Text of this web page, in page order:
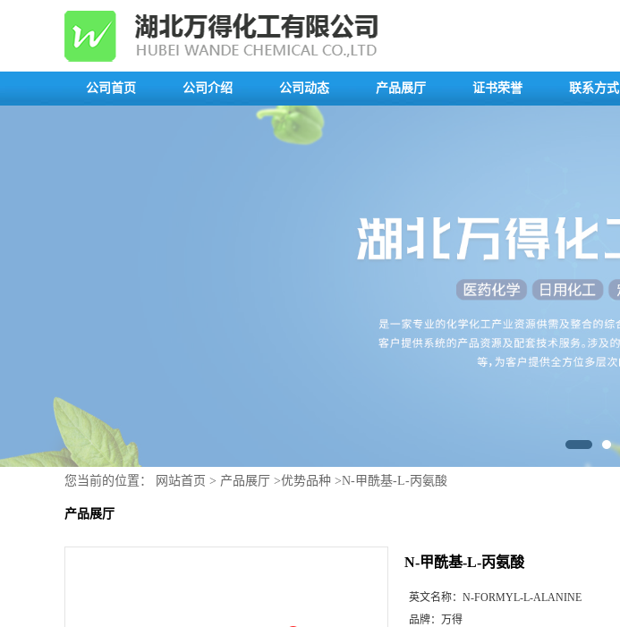
公司首页 公司介绍 公司动态 产品展厅 证书荣誉 联系方式
您当前的位置： 网站首页 > 产品展厅 >优势品种 >N-甲酰基-L-丙氨酸
产品展厅
N-甲酰基-L-丙氨酸
英文名称： N-FORMYL-L-ALANINE
品牌： 万得